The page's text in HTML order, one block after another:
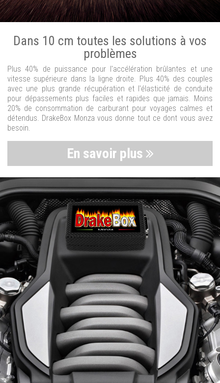
Dans 10 cm toutes les solutions à vos
problèmes
Plus 40% de puissance pour l'accélération brûlantes et une
vitesse supérieure dans la ligne droite. Plus 40% des couples
avec une plus grande récupération et l'élasticité de conduite
pour dépassements plus faciles et rapides que jamais. Moins
20% de consommation de carburant pour voyages calmes et
détendus. DrakeBox Monza vous donne tout ce dont vous avez
besoin.
En savoir plus